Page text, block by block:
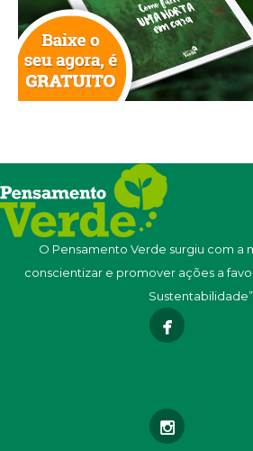
O Pensamento Verde surgiu com a
conscientizar e promover ações a